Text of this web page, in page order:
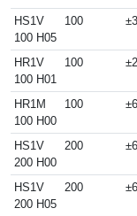
HS1V
100 H05
100
HR1V
100 H01
100
HR1M
100 H00
100
HS1V
200 H00
200
HS1V
200 H05
200